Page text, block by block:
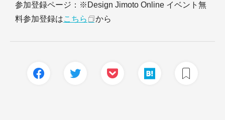
参加登録ページ：※Design Jimoto Online イベント無
料参加登録はこちら から